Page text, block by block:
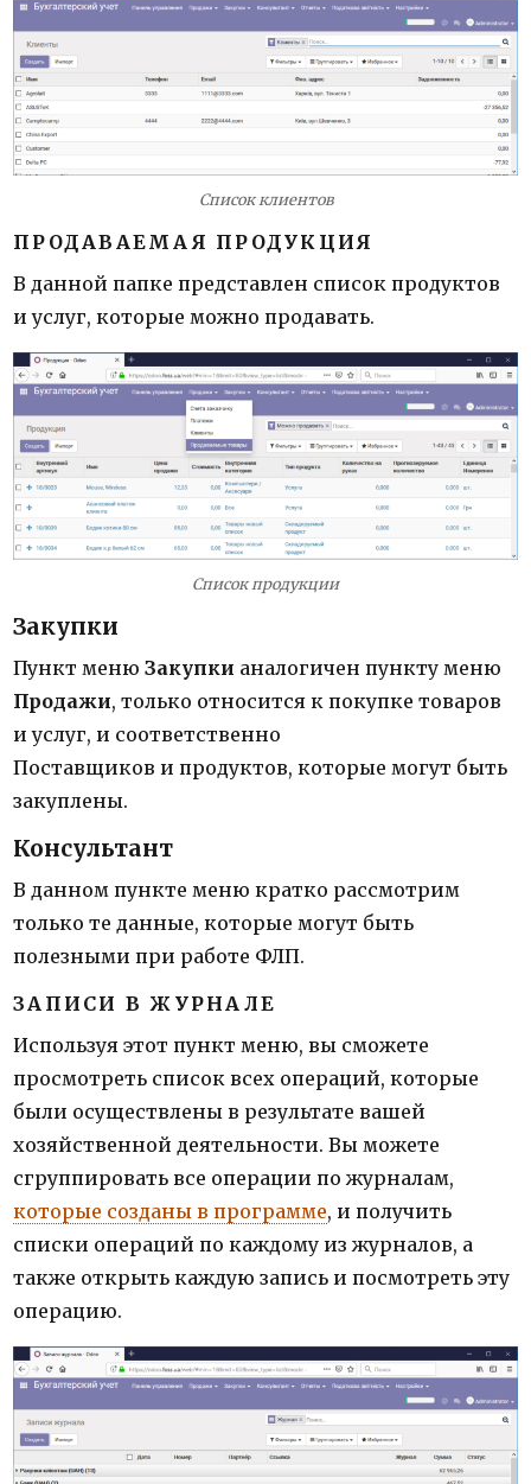
Список клиентов
ПРОДАВАЕМАЯ ПРОДУКЦИЯ
В данной папке представлен список продуктов
и услуг, которые можно продавать.
Список продукции
Закупки
Пункт менюЗакупки аналогичен пункту меню
Продажи, только относится к покупке товаров
и услуг, и соответственно
Поставщиков и продуктов, которые могут быть
закуплены.
Консультант
В данном пункте меню кратко рассмотрим
только те данные, которые могут быть
полезными при работе ФЛП.
ЗАПИСИ В ЖУРНАЛЕ
Используя этот пункт меню, вы сможете
просмотреть список всех операций, которые
были осуществлены в результате вашей
хозяйственной деятельности. Вы можете
сгруппировать все операции по журналам,
которые созданы в программе, и получить
списки операций по каждому из журналов, а
также открыть каждую запись и посмотреть эту
операцию.